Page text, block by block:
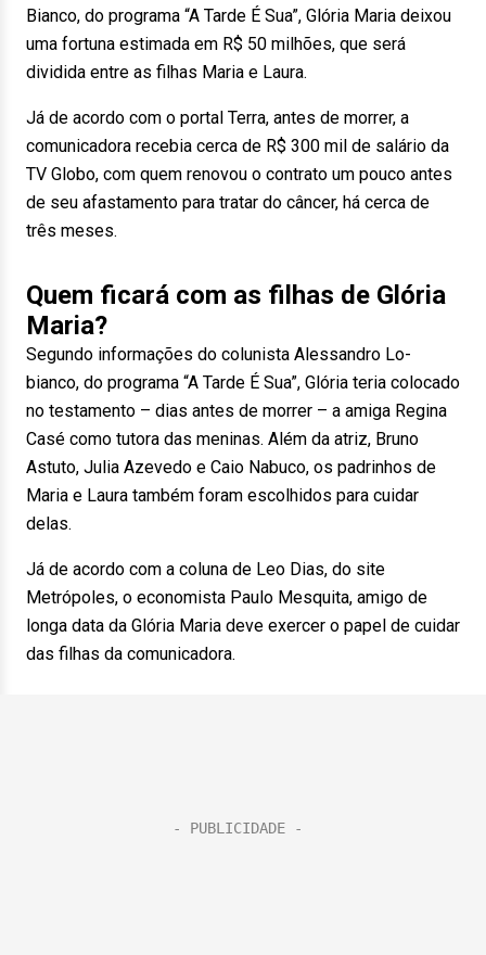
Bianco, do programa “A Tarde É Sua”, Glória Maria deixou
uma fortuna estimada em R$ 50 milhões, que será
dividida entre as filhas Maria e Laura.
Já de acordo com o portal Terra, antes de morrer, a
comunicadora recebia cerca de R$ 300 mil de salário da
TV Globo, com quem renovou o contrato um pouco antes
de seu afastamento para tratar do câncer, há cerca de
três meses.
Quem ficará com as filhas de Glória
Maria?
Segundo informações do colunista Alessandro Lo-
bianco, do programa “A Tarde É Sua”, Glória teria colocado
no testamento – dias antes de morrer – a amiga Regina
Casé como tutora das meninas. Além da atriz, Bruno
Astuto, Julia Azevedo e Caio Nabuco, os padrinhos de
Maria e Laura também foram escolhidos para cuidar
delas.
Já de acordo com a coluna de Leo Dias, do site
Metrópoles, o economista Paulo Mesquita, amigo de
longa data da Glória Maria deve exercer o papel de cuidar
das filhas da comunicadora.